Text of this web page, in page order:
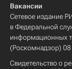
Вакансии
Сетевое издание
в Федеральной
информационных
(Роскомнадзор) 08
Свидетельство о